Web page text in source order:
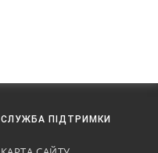
СЛУЖБА ПІДТРИМКИ